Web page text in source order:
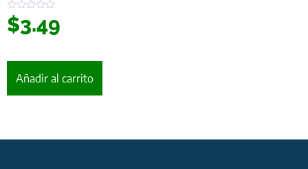
Valorado
en
$3.49
Añadir al carrito